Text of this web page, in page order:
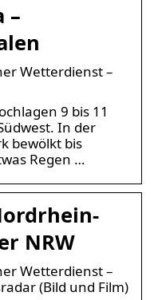
–
Wetterdienst –
9 bis 11
In der
bewölkt bis
Regen …
NRW
Wetterdienst –
(Bild und Film)